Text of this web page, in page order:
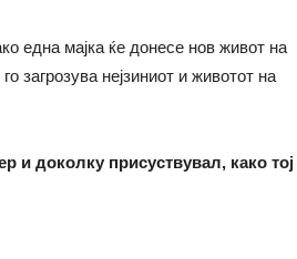
една мајка ќе донесе нов живот на
загрозува нејзиниот и животот на
и доколку присуствувал, како тој